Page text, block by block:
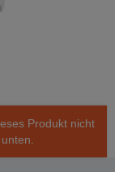
Produkt nicht